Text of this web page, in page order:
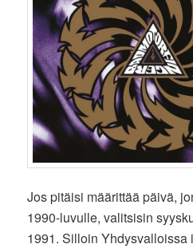
Jos pitäisi määrittää päivä,
1990-luvulle, valitsisin
1991. Silloin Yhdysvalloissa